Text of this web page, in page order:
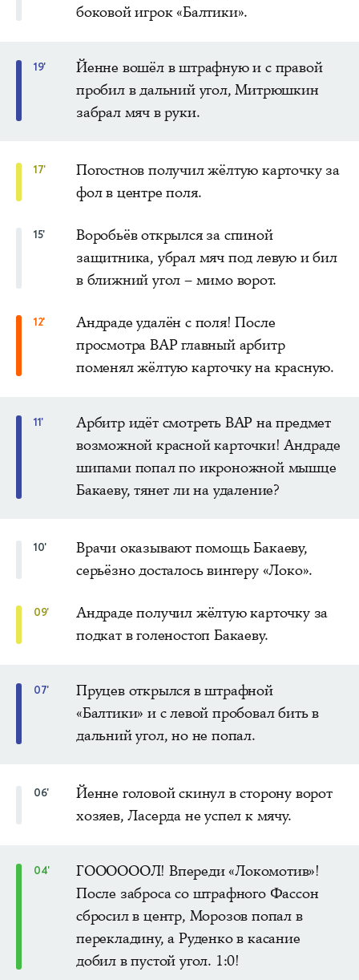
боковой игрок «Балтики».
19'
Йенне вошёл в штрафную и с правой
пробил в дальний угол, Митрюшкин
забрал мяч в руки.
17'
Погостнов получил жёлтую карточку за
фол в центре поля.
15'
Воробьёв открылся за спиной
защитника, убрал мяч под левую и бил
в ближний угол – мимо ворот.
12'
Андраде удалён с поля! После
просмотра ВАР главный арбитр
поменял жёлтую карточку на красную.
11'
Арбитр идёт смотреть ВАР на предмет
возможной красной карточки! Андраде
шипами попал по икроножной мышце
Бакаеву, тянет ли на удаление?
10'
Врачи оказывают помощь Бакаеву,
серьёзно досталось вингеру «Локо».
09'
Андраде получил жёлтую карточку за
подкат в голеностоп Бакаеву.
07'
Пруцев открылся в штрафной
«Балтики» и с левой пробовал бить в
дальний угол, но не попал.
06'
Йенне головой скинул в сторону ворот
хозяев, Ласерда не успел к мячу.
04'
ГООООООЛ! Впереди «Локомотив»!
После заброса со штрафного Фассон
сбросил в центр, Морозов попал в
перекладину, а Руденко в касание
добил в пустой угол. 1:0!